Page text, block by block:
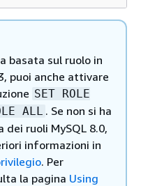
basata sul ruolo in
puoi anche attivare
SET ROLE
ALL . Se non si ha
ruoli MySQL 8.0,
informazioni in
. Per
la pagina Using